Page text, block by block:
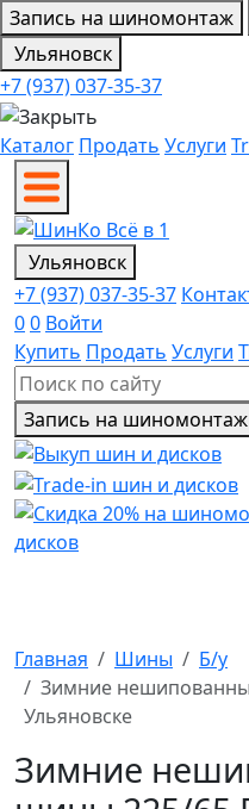
Запись на шиномонтаж
Ульяновск
+7 (937) 037-35-37
Каталог Продать Услуги
Ульяновск
+7 (937) 037-35-37
00 Войти
Купить Продать Услуги
Запись на шиномонтаж
Главная Шины
Б/у
Зимние
Ульяновске
Зимние